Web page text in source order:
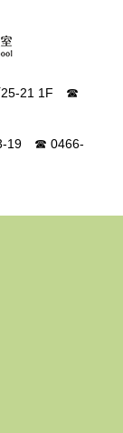
25-21 1F ☎
3-19 ☎ 0466-